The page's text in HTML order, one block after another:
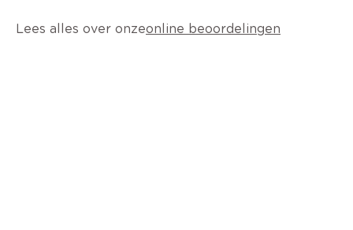
Lees alles over onzeonline beoordelingen